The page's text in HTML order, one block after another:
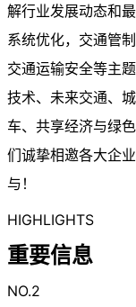
解行业发展动态和
系统优化，交通管
交通运输安全等主
技术、未来交通、
车、共享经济与绿
们诚挚相邀各大企
与！
HIGHLIGHTS
重要信息
NO.2